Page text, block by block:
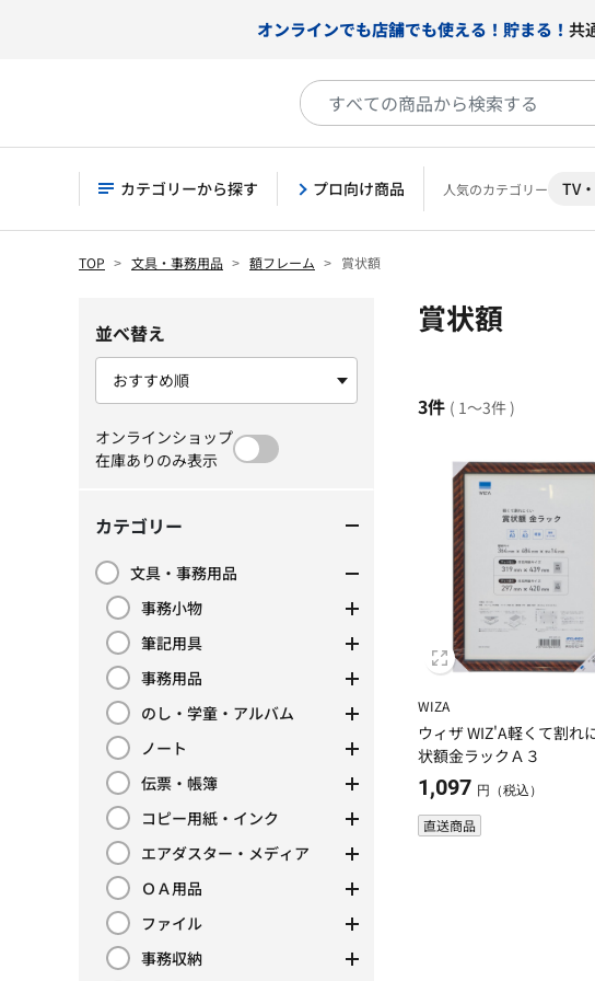
オンラインでも店舗でも使える！貯まる！ 共
カテゴリーから探す プロ向け商品 人気のカテゴリー TV
TOP 文具・事務用品 額フレーム 賞状額
並べ替え
オンラインショップ
在庫ありのみ表示
カテゴリー
文具・事務用品
カテゴリーで絞り込み: 文具・事務用品
事務小物
カテゴリーで絞り込み: 事務小物
筆記用具
カテゴリーで絞り込み: 筆記用具
事務用品
カテゴリーで絞り込み: 事務用品
のし・学童・アルバム
カテゴリーで絞り込み: のし・学童・アルバム
ノート
カテゴリーで絞り込み: ノート
伝票・帳簿
カテゴリーで絞り込み: 伝票・帳簿
コピー用紙・インク
カテゴリーで絞り込み: コピー用紙・インク
エアダスター・メディア
カテゴリーで絞り込み: エアダスター・メディア
ＯＡ用品
カテゴリーで絞り込み: ＯＡ用品
ファイル
カテゴリーで絞り込み: ファイル
事務収納
カテゴリーで絞り込み: 事務収納
賞状額
3件 ( 1～3件 )
WIZA
ウィザ WIZ'A軽くて割れ
状額金ラックＡ３
1,097 円（税込）
直送商品